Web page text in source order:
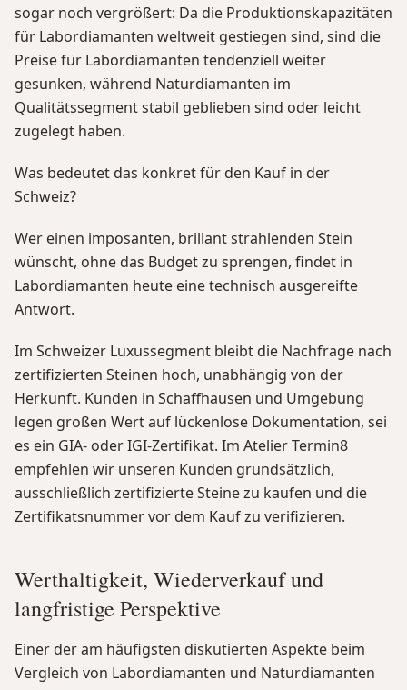
sogar noch vergrößert: Da die Produktionskapazitäten
für Labordiamanten weltweit gestiegen sind, sind die
Preise für Labordiamanten tendenziell weiter
gesunken, während Naturdiamanten im
Qualitätssegment stabil geblieben sind oder leicht
zugelegt haben.
Was bedeutet das konkret für den Kauf in der
Schweiz?
Wer einen imposanten, brillant strahlenden Stein
wünscht, ohne das Budget zu sprengen, findet in
Labordiamanten heute eine technisch ausgereifte
Antwort.
Im Schweizer Luxussegment bleibt die Nachfrage nach
zertifizierten Steinen hoch, unabhängig von der
Herkunft. Kunden in Schaffhausen und Umgebung
legen großen Wert auf lückenlose Dokumentation, sei
es ein GIA- oder IGI-Zertifikat. Im Atelier Termin8
empfehlen wir unseren Kunden grundsätzlich,
ausschließlich zertifizierte Steine zu kaufen und die
Zertifikatsnummer vor dem Kauf zu verifizieren.
Werthaltigkeit, Wiederverkauf und
langfristige Perspektive
Einer der am häufigsten diskutierten Aspekte beim
Vergleich von Labordiamanten und Naturdiamanten